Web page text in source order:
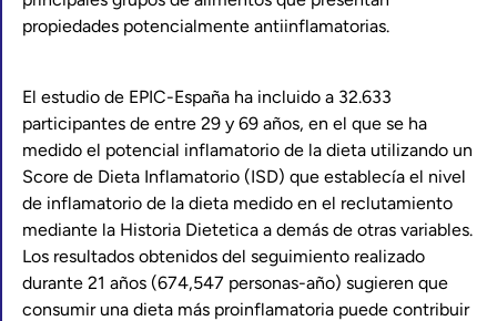
propiedades potencialmente antiinflamatorias.
El estudio de EPIC-España ha incluido a 32.633
participantes de entre 29 y 69 años, en el que se ha
medido el potencial inflamatorio de la dieta utilizando un
Score de Dieta Inflamatorio (ISD) que establecía el nivel
de inflamatorio de la dieta medido en el reclutamiento
mediante la Historia Dietetica a demás de otras variables.
Los resultados obtenidos del seguimiento realizado
durante 21 años (674,547 personas-año) sugieren que
consumir una dieta más proinflamatoria puede contribuir